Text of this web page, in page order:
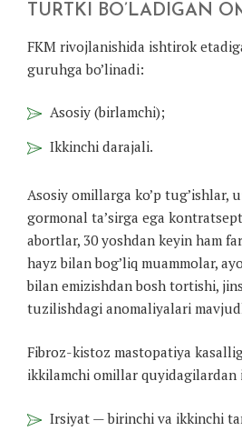
TURTKI BO’LADIGAN
FKM rivojlanishida ishtirok
guruhga bo’linadi:
Asosiy (birlamchi);
Ikkinchi darajali.
Asosiy omillarga ko’p tug’ishlar,
gormonal ta’sirga ega
abortlar, 30 yoshdan keyin ham
hayz bilan bog’liq muammolar,
bilan emizishdan bosh tortishi,
tuzilishdagi anomaliyalari
Fibroz-kistoz mastopatiya
ikkilamchi omillar quyidagilardan
Irsiyat — birinchi va ikkinchi